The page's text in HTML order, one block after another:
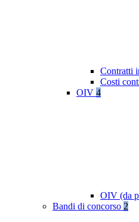
Contratti
Costi
OIV 4
OIV (da
Bandi di concorso 2